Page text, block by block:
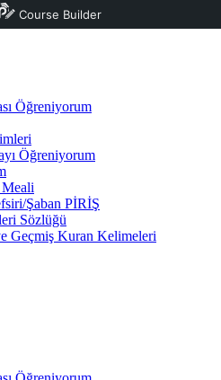
Course Builder
Öğreniyorum
Öğreniyorum
Şaban PİRİŞ
Sözlüğü
Geçmiş Kuran Kelimeleri